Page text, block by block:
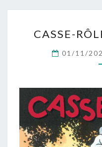
CASSE-
01/11/